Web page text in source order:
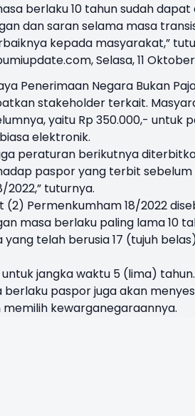
berlaku 10 tahun sudah
dan saran selama masa
kepada masyarakat,”
Selasa, 11
Penerimaan Negara Bukan
stakeholder terkait.
yaitu Rp 350.000,- untuk
elektronik.
peraturan berikutnya
paspor yang terbit
tuturnya.
(2) Permenkumham 18/2022
masa berlaku paling lama 10
telah berusia 17 (tujuh
jangka waktu 5 (lima)
paspor juga akan
kewarganegaraannya.